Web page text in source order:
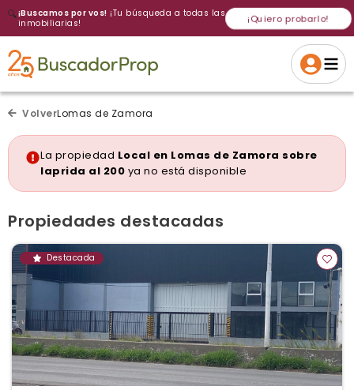
🔍¡Buscamos por vos! ¡Tu búsqueda a todas las
inmobiliarias!
¡Quiero probarlo!
Cancelar Si, eliminar
Gracias
Volver a intentar
VolverLomas de Zamora
La propiedad Local en Lomas de Zamora sobre
laprida al 200 ya no está disponible
Propiedades destacadas
Destacada